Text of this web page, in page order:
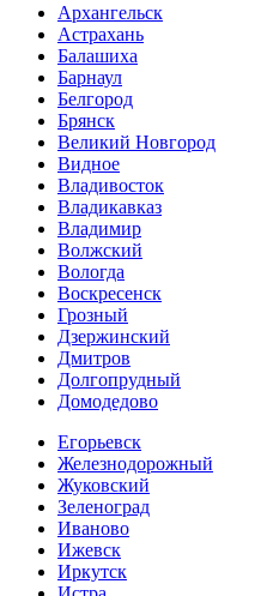
Архангельск
Астрахань
Балашиха
Барнаул
Белгород
Брянск
Великий Новгород
Видное
Владивосток
Владикавказ
Владимир
Волжский
Вологда
Воскресенск
Грозный
Дзержинский
Дмитров
Долгопрудный
Домодедово
Егорьевск
Железнодорожный
Жуковский
Зеленоград
Иваново
Ижевск
Иркутск